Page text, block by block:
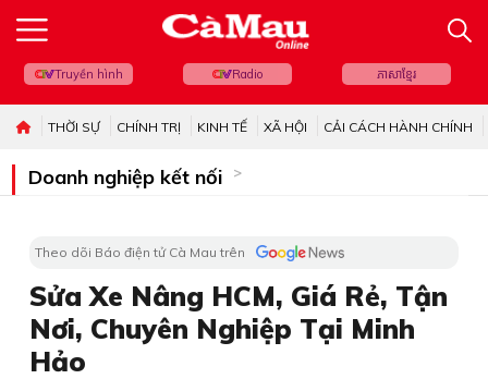
Truyền hình Radio ភាសាខ្មែរ
THỜI SỰ CHÍNH TRỊ KINH TẾ XÃ HỘI CẢI CÁCH HÀNH CHÍNH
Doanh nghiệp kết nối
Theo dõi Báo điện tử Cà Mau trên
Sửa Xe Nâng HCM, Giá Rẻ, Tận
Nơi, Chuyên Nghiệp Tại Minh
Hảo